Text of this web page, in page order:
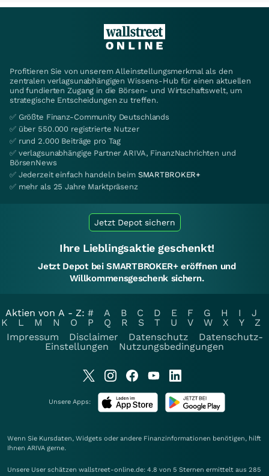
Profitieren Sie von unserem Alleinstellungsmerkmal als den
zentralen verlagsunabhängigen Wissens-Hub für einen aktuellen
und fundierten Zugang in die Börsen- und Wirtschaftswelt, um
strategische Entscheidungen zu treffen.
✅ Größte Finanz-Community Deutschlands
✅ über 550.000 registrierte Nutzer
✅ rund 2.000 Beiträge pro Tag
✅ verlagsunabhängige Partner ARIVA, FinanzNachrichten und
BörsenNews
✅ Jederzeit einfach handeln beim SMARTBROKER+
✅ mehr als 25 Jahre Marktpräsenz
Jetzt Depot sichern
Ihre Lieblingsaktie geschenkt!
Jetzt Depot bei SMARTBROKER+ eröffnen und
Willkommensgeschenk sichern.
Aktien von A - Z: # A B C D E F G H I
J
K
L M N O P Q R S T U V W X Y
Z
Impressum
Disclaimer Datenschutz
Datenschutz-
Einstellungen
Nutzungsbedingungen
Unsere Apps:
Wenn Sie Kursdaten, Widgets oder andere Finanzinformationen benötigen, hilft
Ihnen ARIVA gerne.
Unsere User schätzen wallstreet-online.de: 4.8 von 5 Sternen ermittelt aus 285